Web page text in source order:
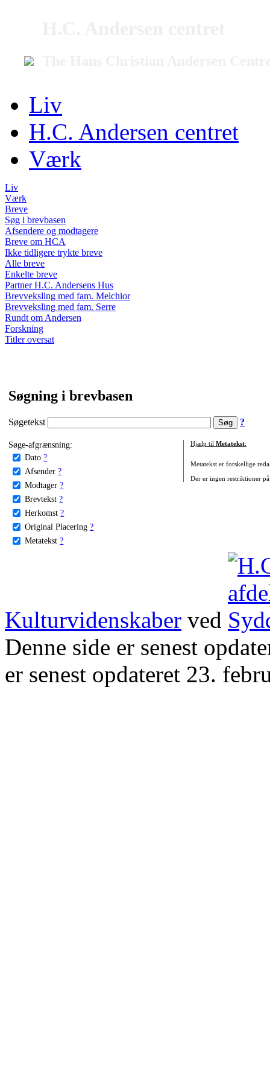
Liv
H.C. Andersen centret
Værk
Liv
Værk
Breve
Søg i brevbasen
Afsendere og modtagere
Breve om HCA
Ikke tidligere trykte breve
Alle breve
Enkelte breve
Partner H.C. Andersens Hus
Brevveksling med fam. Melchior
Brevveksling med fam. Serre
Rundt om Andersen
Forskning
Titler oversat
Søgning i brevbasen
Søgetekst ?
Søge-afgrænsning:
Dato ?
Afsender ?
Modtager ?
Brevtekst ?
Herkomst ?
Original Placering ?
Metatekst ?
Hjælp til Metatekst:
Metatekst er forskellige
Der er ingen restriktioner
Kulturvidenskaber ved
Denne side er senest
er senest opdateret 23.